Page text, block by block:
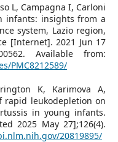
L, Campagna I, Carloni
infants: insights from a
system, Lazio region,
[Internet]. 2021 Jun 17
Available from:
PMC8212589/
K, Karimova A,
rapid leukodepletion on
in young infants.
2025 May 27];126(4).
20819895/